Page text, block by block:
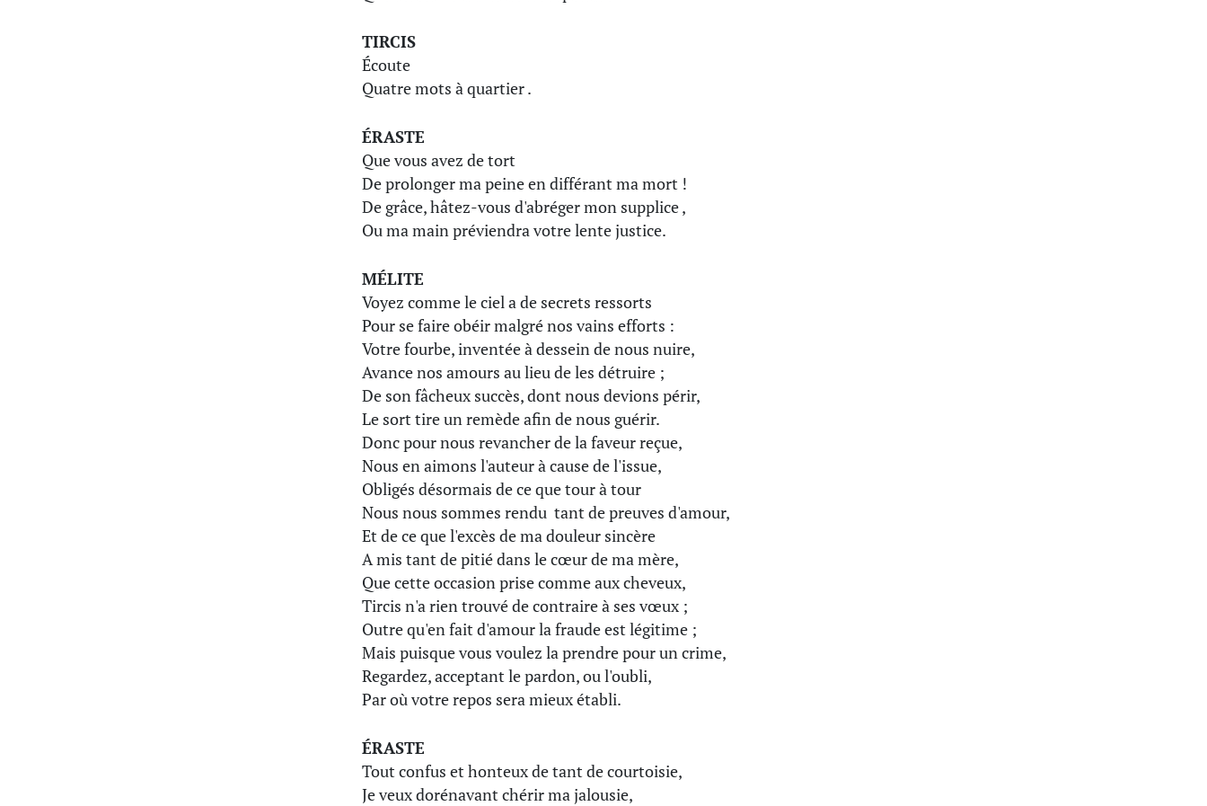
TIRCIS
Écoute
Quatre mots à quartier .
ÉRASTE
Que vous avez de tort
De prolonger ma peine en différant ma mort !
De grâce, hâtez-vous d'abréger mon supplice ,
Ou ma main préviendra votre lente justice.
MÉLITE
Voyez comme le ciel a de secrets ressorts
Pour se faire obéir malgré nos vains efforts :
Votre fourbe, inventée à dessein de nous nuire,
Avance nos amours au lieu de les détruire ;
De son fâcheux succès, dont nous devions périr,
Le sort tire un remède afin de nous guérir.
Donc pour nous revancher de la faveur reçue,
Nous en aimons l'auteur à cause de l'issue,
Obligés désormais de ce que tour à tour
Nous nous sommes rendu tant de preuves d'amour,
Et de ce que l'excès de ma douleur sincère
A mis tant de pitié dans le cœur de ma mère,
Que cette occasion prise comme aux cheveux,
Tircis n'a rien trouvé de contraire à ses vœux ;
Outre qu'en fait d'amour la fraude est légitime ;
Mais puisque vous voulez la prendre pour un crime,
Regardez, acceptant le pardon, ou l'oubli,
Par où votre repos sera mieux établi.
ÉRASTE
Tout confus et honteux de tant de courtoisie,
Je veux dorénavant chérir ma jalousie,